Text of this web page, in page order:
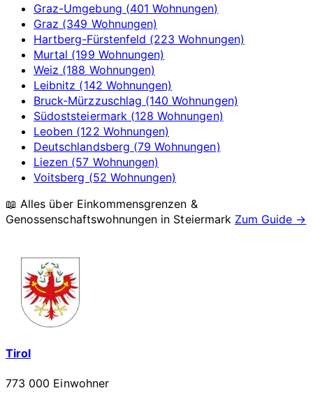
Graz-Umgebung (401 Wohnungen)
Graz (349 Wohnungen)
Hartberg-Fürstenfeld (223 Wohnungen)
Murtal (199 Wohnungen)
Weiz (188 Wohnungen)
Leibnitz (142 Wohnungen)
Bruck-Mürzzuschlag (140 Wohnungen)
Südoststeiermark (128 Wohnungen)
Leoben (122 Wohnungen)
Deutschlandsberg (79 Wohnungen)
Liezen (57 Wohnungen)
Voitsberg (52 Wohnungen)
📖 Alles über Einkommensgrenzen &
Genossenschaftswohnungen in Steiermark Zum Guide →
Tirol
773 000 Einwohner